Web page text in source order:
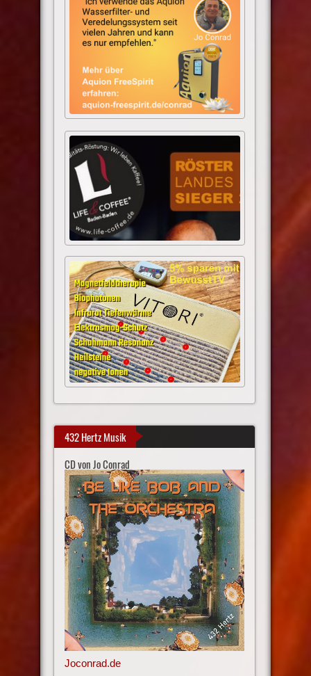
432 Hertz Musik
CD von Jo Conrad
Joconrad.de